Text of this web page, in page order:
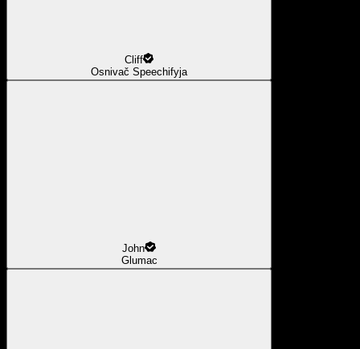
Cliff
Osnivač Speechifyja
John
Glumac